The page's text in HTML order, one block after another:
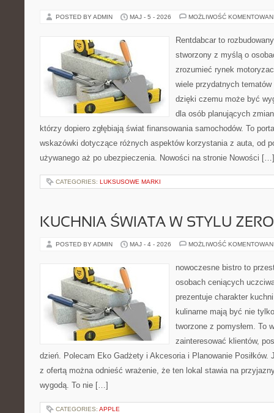
POSTED BY ADMIN MAJ - 5 - 2026 MOŻLIWOŚĆ
Rentdabcar to
stworzony z myślą o
zrozumieć rynek
wiele przydatnych
dzięki czemu może być
dla osób planujących
którzy dopiero zgłębiają świat finansowania samochodów. To
wskazówki dotyczące różnych aspektów korzystania z auta, od
używanego aż po ubezpieczenia. Nowości na stronie Nowości […]
CATEGORIES: LUKSUSOWE MARKI
KUCHNIA ŚWIATA W STYLU
POSTED BY ADMIN MAJ - 4 - 2026 MOŻLIWOŚĆ
nowoczesne bistro to
osobach ceniących
prezentuje charakter
kulinarne mają być nie
tworzone z pomysłem. To
zainteresować klientów,
dzień. Polecam Eko Gadżety i Akcesoria i Planowanie Posiłków.
z ofertą można odnieść wrażenie, że ten lokal stawia na
wygodą. To nie […]
CATEGORIES: APPLE